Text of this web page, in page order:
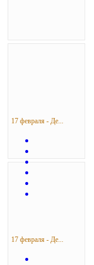
17 февраля - Де...
17 февраля - Де...